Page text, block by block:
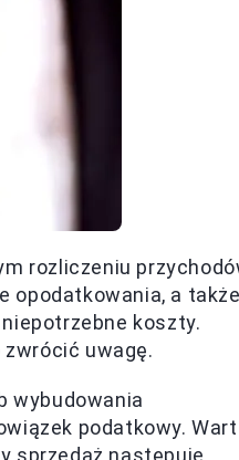
rozliczeniu
opodatkowania, a
koszty.
uwagę.
wybudowania
podatkowy.
sprzedaż następuje